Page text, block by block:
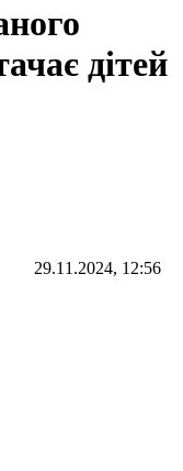
дітей
29.11.2024, 12:56